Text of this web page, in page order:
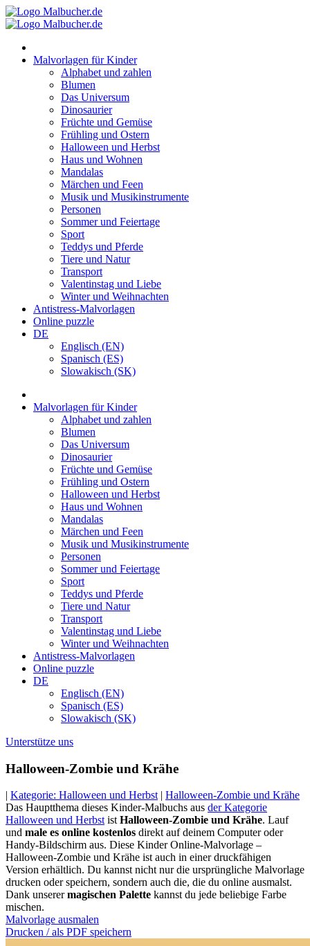
Zum
Inhalt
Malvorlagen für Kinder
Alphabet und zahlen
Blumen
Das Universum
Dinosaurier
Früchte und Gemüse
Frühling und Ostern
Halloween und Herbst
Haus und Wohnen
Mandalas
Märchen und Feen
Musik und Musikinstrumente
Personen
Sommer und Feiertage
Sport
Teddys und Pferde
Tiere und Natur
Transport
Valentinstag und Liebe
Winter und Weihnachten
Antistress-Malvorlagen
Online puzzle
DE
Englisch (EN)
Spanisch (ES)
Slowakisch (SK)
Malvorlagen für Kinder
Alphabet und zahlen
Blumen
Das Universum
Dinosaurier
Früchte und Gemüse
Frühling und Ostern
Halloween und Herbst
Haus und Wohnen
Mandalas
Märchen und Feen
Musik und Musikinstrumente
Personen
Sommer und Feiertage
Sport
Teddys und Pferde
Tiere und Natur
Transport
Valentinstag und Liebe
Winter und Weihnachten
Antistress-Malvorlagen
Online puzzle
DE
Englisch (EN)
Spanisch (ES)
Slowakisch (SK)
Unterstütze uns
Halloween-Zombie und Krähe
| Kategorie: Halloween und Herbst| Halloween-Zombie und Krähe
Das Hauptthema dieses Kinder-Malbuchs aus der Kategorie
Halloween und HerbstistHalloween-Zombie und Krähe. Lauf
und male es online kostenlos direkt auf deinem Computer oder
Handy-Bildschirm aus. Diese Kinder Online-Malvorlage –
Halloween-Zombie und Krähe ist auch in einer druckfähigen
Version erhältlich. Du kannst nicht nur die ursprüngliche Malvorlage
drucken oder speichern, sondern auch die, die du online ausmalst.
Dank unserermagischen Palette kannst du jede beliebige Farbe
mischen.
Malvorlage ausmalen
Drucken / als PDF speichern